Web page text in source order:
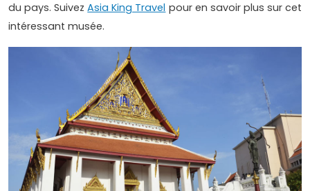
du pays. SuivezAsia King Travel pour en savoir plus sur cet
intéressant musée.